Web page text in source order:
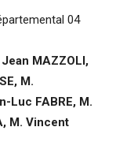
04
Jean MAZZOLI,
, M.
Luc FABRE, M.
M. Vincent